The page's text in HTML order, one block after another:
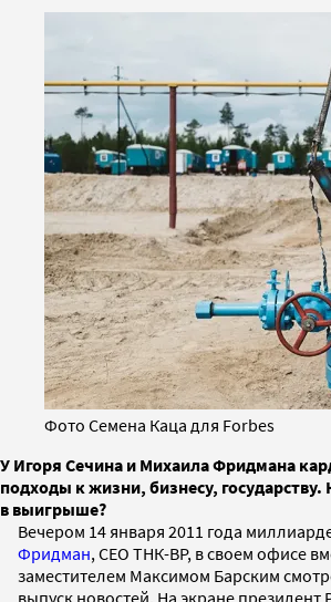
Фото Семена Каца для Forbes
У Игоря Сечина и Михаила Фридмана
подходы к жизни, бизнесу, государству.
в выигрыше?
Вечером 14 января 2011 года
Фридман, CEO ТНК-ВР, в своем офисе
заместителем Максимом Барским
выпуск новостей. На экране